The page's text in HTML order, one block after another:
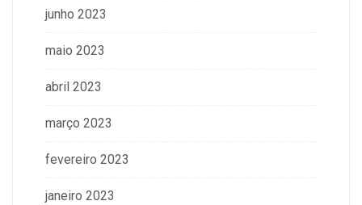
junho 2023
maio 2023
abril 2023
março 2023
fevereiro 2023
janeiro 2023